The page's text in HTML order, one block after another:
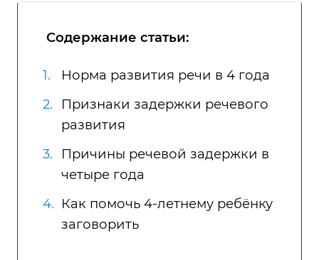
Содержание статьи:
Норма развития речи в 4 года
Признаки задержки речевого
развития
Причины речевой задержки в
четыре года
Как помочь 4-летнему ребёнку
заговорить